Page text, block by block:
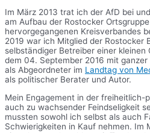
Im März 2013 trat ich der AfD bei
am Aufbau der Rostocker
hervorgegangenen Kreisverbandes
2019 war ich Mitglied der Rostocker
selbständiger Betreiber einer
dem 04. September 2016 mit
als Abgeordneter im Landtag von
als politischer Berater und Autor.
Mein Engagement in der
auch zu wachsender Feindseligkeit
mussten sowohl ich selbst als auch
Schwierigkeiten in Kauf nehmen. Im